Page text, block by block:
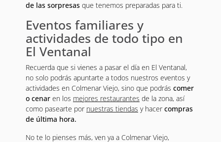
de las sorpresas que tenemos preparadas para ti.
Eventos familiares y
actividades de todo tipo en
El Ventanal
Recuerda que si vienes a pasar el día en El Ventanal,
no solo podrás apuntarte a todos nuestros eventos y
actividades en Colmenar Viejo, sino que podrás comer
o cenar en los mejores restaurantes de la zona, así
como pasearte por nuestras tiendas y hacercompras
de última hora.
No te lo pienses más, ven ya a Colmenar Viejo,